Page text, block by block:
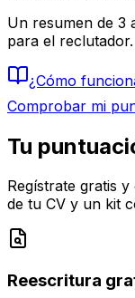
Un resumen de 3
para el reclutador.
¿Cómo
Comprobar mi
Tu
Regístrate gratis
de tu CV y un kit
Reescritura